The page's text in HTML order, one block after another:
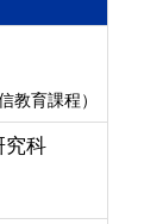
教育課程）
究科